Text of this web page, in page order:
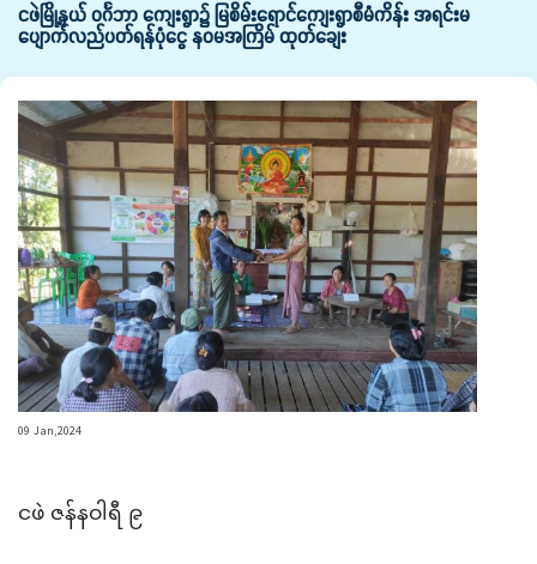
ငဖဲမြို့နယ် ဝင်္ဂဘာ ကျေးရွာ၌ မြစိမ်းရောင်ကျေးရွာစီမံကိန်း အရင်းမ
ပျောက်လည်ပတ်ရန်ပုံငွေ နဝမအကြိမ် ထုတ်ချေး
09 Jan,2024
ငဖဲ ဇန်နဝါရီ ၉